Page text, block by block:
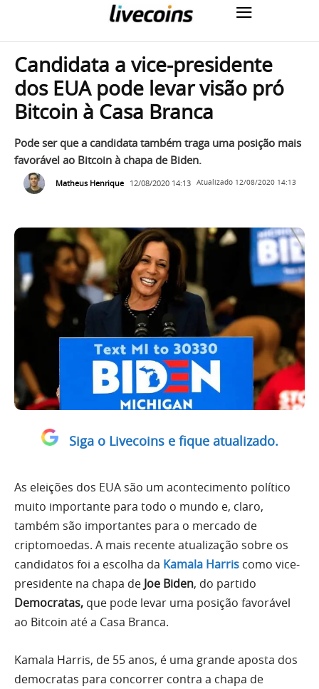
Candidata a vice-presidente
dos EUA pode levar visão pró
Bitcoin à Casa Branca
Pode ser que a candidata também traga uma posição mais
favorável ao Bitcoin à chapa de Biden.
Matheus Henrique 12/08/2020 14:13 Atualizado 12/08/2020 14:13
Siga o Livecoins e fique atualizado.
As eleições dos EUA são um acontecimento político
muito importante para todo o mundo e, claro,
também são importantes para o mercado de
criptomoedas. A mais recente atualização sobre os
candidatos foi a escolha da Kamala Harris como vice-
presidente na chapa de Joe Biden, do partido
Democratas, que pode levar uma posição favorável
ao Bitcoin até a Casa Branca.
Kamala Harris, de 55 anos, é uma grande aposta dos
democratas para concorrer contra a chapa de